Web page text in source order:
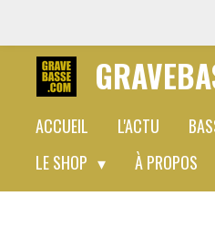
contenu
ACCUEIL L'ACTU
LE SHOP
À PROPOS